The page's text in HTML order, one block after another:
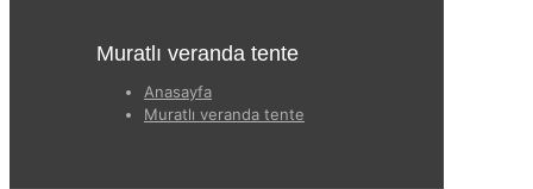
Muratlı veranda tente
Anasayfa
Muratlı veranda tente